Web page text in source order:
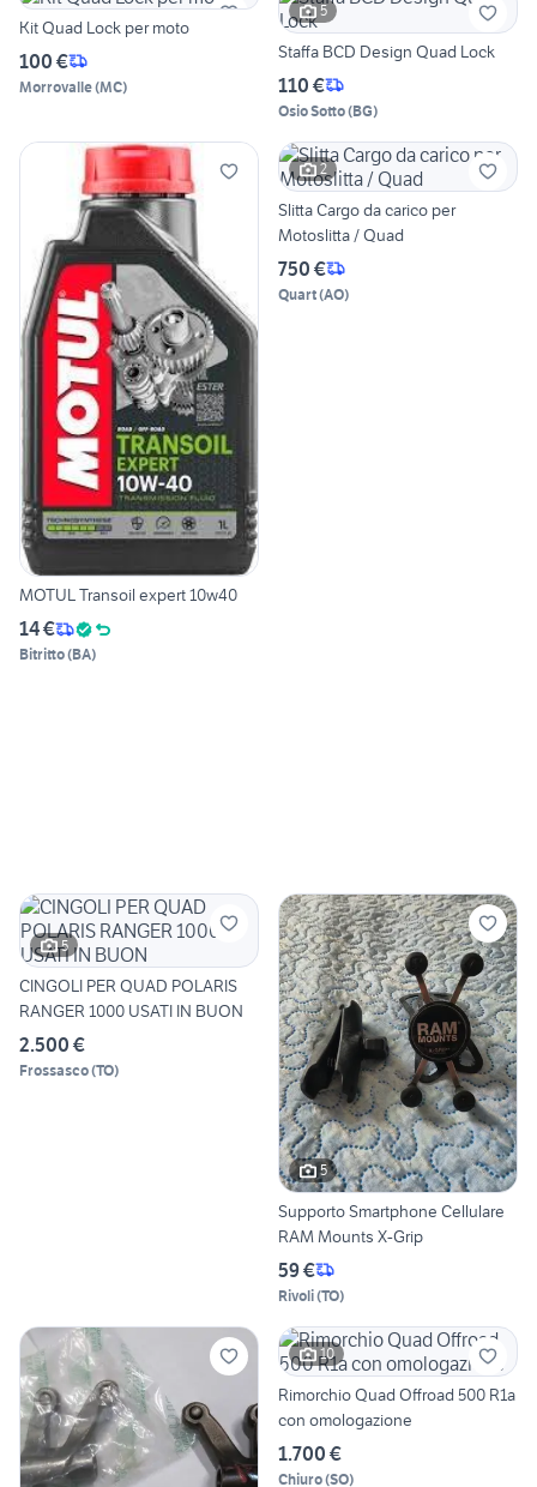
Kit Quad Lock per moto
100 €
Morrovalle(MC)
5
Staffa BCD Design Quad Lock
110 €
Osio Sotto(BG)
MOTUL Transoil expert 10w40
14 €
Bitritto(BA)
2
Slitta Cargo da carico per
Motoslitta / Quad
750 €
Quart(AO)
5
CINGOLI PER QUAD POLARIS
RANGER 1000 USATI IN BUON
2.500 €
Frossasco(TO)
5
Supporto Smartphone Cellulare
RAM Mounts X-Grip
59 €
Rivoli(TO)
10
Rimorchio Quad Offroad 500 R1a
con omologazione
1.700 €
Chiuro(SO)